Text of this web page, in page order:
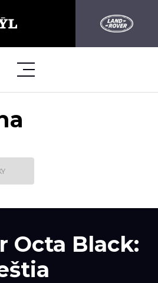
Octa Black: